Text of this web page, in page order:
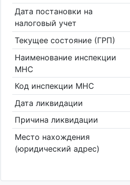
Дата постановки на
налоговый учет
Текущее состояние (ГРП)
Наименование инспекции
МНС
Код инспекции МНС
Дата ликвидации
Причина ликвидации
Место нахождения
(юридический адрес)